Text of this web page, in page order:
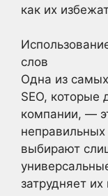
как их
слов
Одна из
SEO, которые
компании, —
выбирают
затрудняет